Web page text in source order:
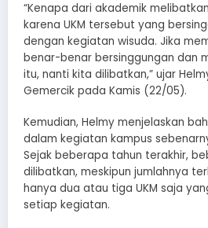
“Kenapa dari akademik
karena UKM tersebut yang
dengan kegiatan wisuda. Jika
benar-benar bersinggungan dan
itu, nanti kita dilibatkan,” ujar
Gemercik pada Kamis (22/05).
Kemudian, Helmy menjelaskan
dalam kegiatan kampus
Sejak beberapa tahun terakhir,
dilibatkan, meskipun jumlahnya
hanya dua atau tiga UKM saja
setiap kegiatan.